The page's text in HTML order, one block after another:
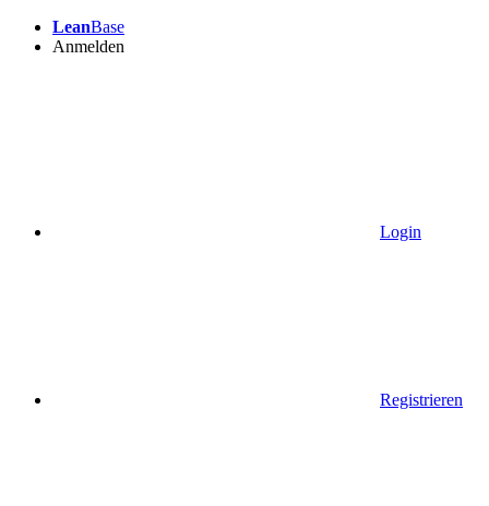
LeanBase
Anmelden
Login
Registrieren